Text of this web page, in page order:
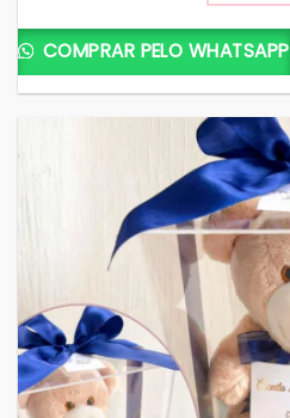
COMPRAR PELO WHATSAPP